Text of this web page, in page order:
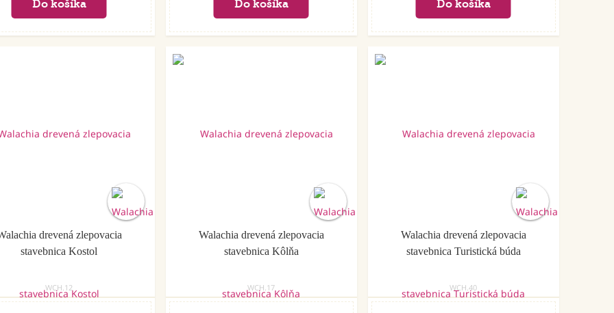
drevená zlepovacia
stavebnica Kostol
WCH.12
Walachia drevená zlepovacia
stavebnica Kôlňa
WCH.17
Walachia drevená zlepovacia
stavebnica Turistická búda
WCH.40